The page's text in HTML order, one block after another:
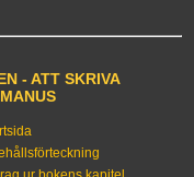
- ATT SKRIVA